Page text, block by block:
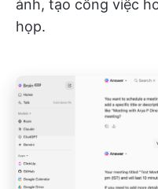
ảnh, tạo công việc
họp.